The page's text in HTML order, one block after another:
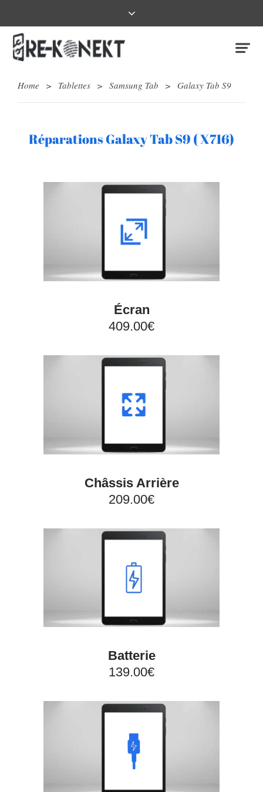
Home > Tablettes > Samsung Tab > Galaxy Tab S9
Réparations Galaxy Tab S9 ( X716)
Écran
409.00€
Châssis Arrière
209.00€
Batterie
139.00€